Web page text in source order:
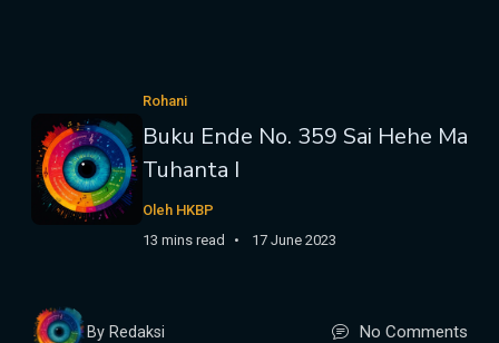
Rohani
Buku Ende No. 359 Sai Hehe Ma
Tuhanta I
Oleh HKBP
13 mins read
17 June 2023
By Redaksi No Comments